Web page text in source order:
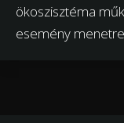
ökoszisztéma
esemény